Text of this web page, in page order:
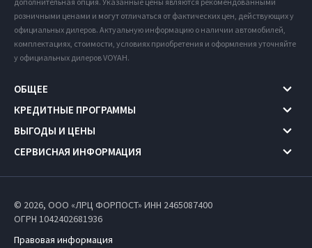
розничными ценами и могут отличаться от фактических цен, действующих у
официальных дилеров. Актуальную информацию о наличии автомобилей,
комплектациях, стоимости, условиях приобретения и оформления уточняйте
у официальных дилеров VOYAH.
ОБЩЕЕ
КРЕДИТНЫЕ ПРОГРАММЫ
ВЫГОДЫ И ЦЕНЫ
СЕРВИСНАЯ ИНФОРМАЦИЯ
© 2026, ООО «ЛРЦ ФОРПОСТ» ИНН 2465087400
ОГРН 1042402681936
Правовая информация